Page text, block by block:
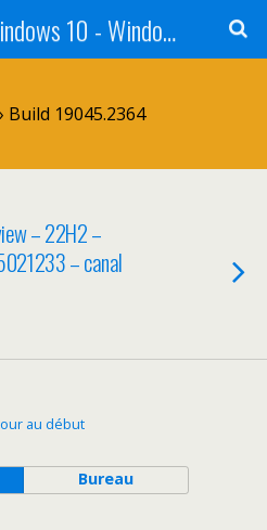
Windows 11 - Windows 10 - Windows 8 - Windows 7 - VISTA
Build 19045.2364
– 22H2 –
– canal
au début
Bureau